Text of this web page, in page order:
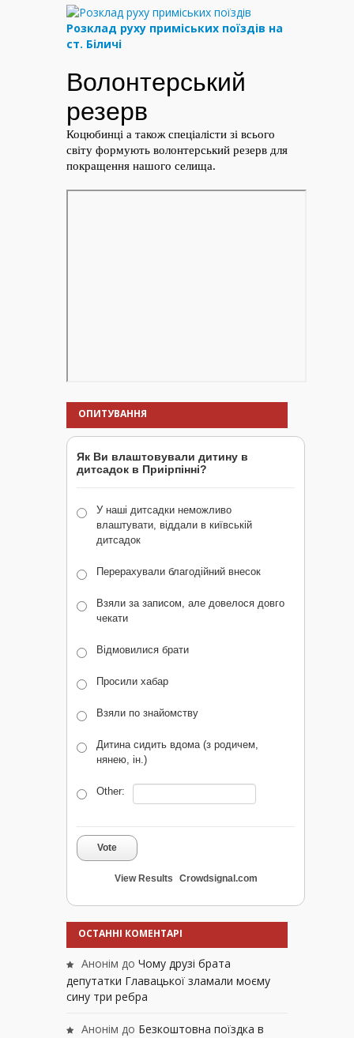
Розклад руху приміських поїздів на
ст. Біличі
ОПИТУВАННЯ
Як Ви влаштовували дитину в
дитсадок в Приірпінні?
У наші дитсадки неможливо
влаштувати, віддали в київській
дитсадок
Перерахували благодійний внесок
Взяли за записом, але довелося довго
чекати
Відмовилися брати
Просили хабар
Взяли по знайомству
Дитина сидить вдома (з родичем,
нянею, ін.)
Other:
Vote
View Results Crowdsignal.com
ОСТАННІ КОМЕНТАРІ
Анонім до Чому друзі брата
депутатки Главацької зламали моєму
сину три ребра
Анонім до Безкоштовна поїздка в